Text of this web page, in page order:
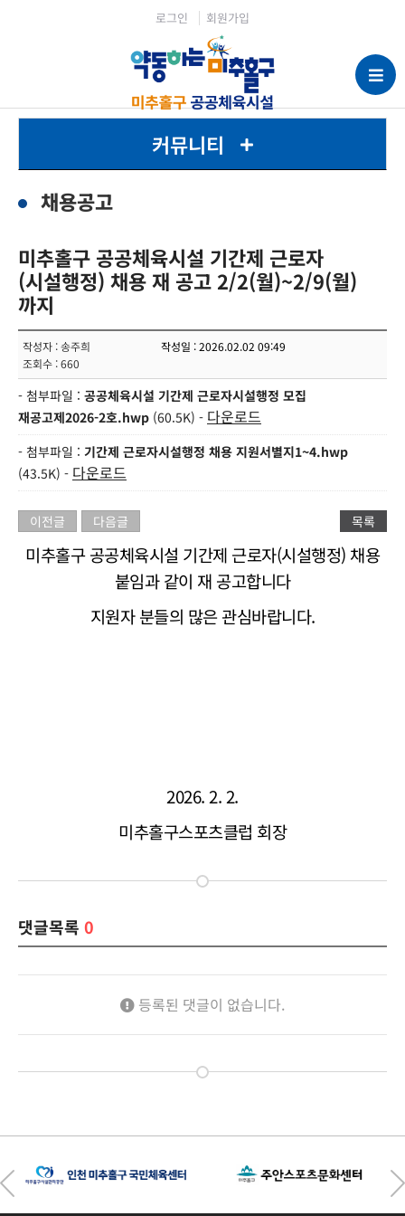
로그인 회원가입
커뮤니티
채용공고
미추홀구 공공체육시설 기간제 근로자
(시설행정) 채용 재 공고 2/2(월)~2/9(월)
까지
작성자 : 송주희
작성일 : 2026.02.02 09:49
조회수 : 660
- 첨부파일 : 공공체육시설 기간제 근로자시설행정 모집
재공고제2026-2호.hwp (60.5K) - 다운로드
- 첨부파일 : 기간제 근로자시설행정 채용 지원서별지1~4.hwp
(43.5K) - 다운로드
이전글 다음글 목록
미추홀구 공공체육시설 기간제 근로자(시설행정) 채용
붙임과 같이 재 공고합니다
지원자 분들의 많은 관심바랍니다.
2026. 2. 2.
미추홀구스포츠클럽 회장
댓글목록 0
등록된 댓글이 없습니다.